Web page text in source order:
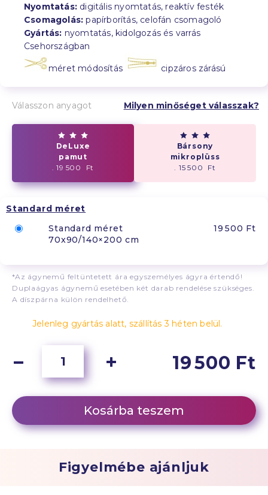
Nyomtatás: digitális nyomtatás, reaktív festék
Csomagolás: papírborítás, celofán csomagoló
Gyártás: nyomtatás, kidolgozás és varrás
Csehországban
méret módosítás cipzáros zárású
Válasszon anyagot Milyen minőséget válasszak?
DeLuxe
pamut
. 19 500 Ft
Bársony
mikroplüss
. 15 500 Ft
Standard méret
Standard méret
70x90/140×200 cm
19 500 Ft
*Az ágynemű feltüntetett ára egyszemélyes ágyra értendő!
Duplaágyas ágynemű esetében két darab rendelése szükséges.
A díszpárna külön rendelhető.
Jelenleg gyártás alatt, szállítás 3 héten belül.
19 500 Ft
Kosárba teszem
Figyelmébe ajánljuk